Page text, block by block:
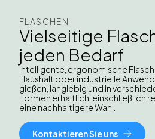
FLASCHEN
Vielseitige
jeden Bedarf
Intelligente, ergonomische
Haushalt oder industrielle
gießen, langlebig und in
Formen erhältlich, einschließlich
eine nachhaltigere Wahl.
Kontaktieren Sie uns